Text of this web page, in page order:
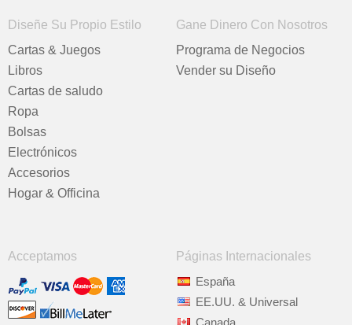
Diseñe Su Propio Estilo
Cartas & Juegos
Libros
Cartas de saludo
Ropa
Bolsas
Electrónicos
Accesorios
Hogar & Officina
Gane Dinero Con Nosotros
Programa de Negocios
Vender su Diseño
Acceptamos
Páginas Internacionales
España
EE.UU. & Universal
Canada